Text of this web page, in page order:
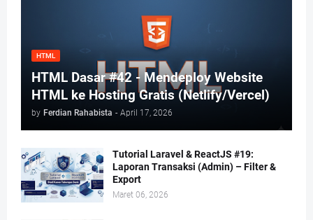
HTML
HTML Dasar #42 - Mendeploy Website
HTML ke Hosting Gratis (Netlify/Vercel)
by Ferdian Rahabista - April 17, 2026
Tutorial Laravel & ReactJS #19:
Laporan Transaksi (Admin) – Filter &
Export
Maret 06, 2026